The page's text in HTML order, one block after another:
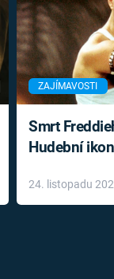
ZAJÍMAVOSTI
Smrt
Hudební
léky
24. listopadu